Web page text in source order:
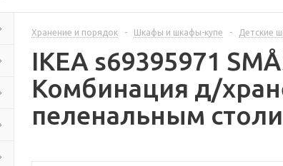
Хранение и порядок - Шкафы и шкафы-купе - Детские
IKEA s69395971
Комбинация д/
пеленальным